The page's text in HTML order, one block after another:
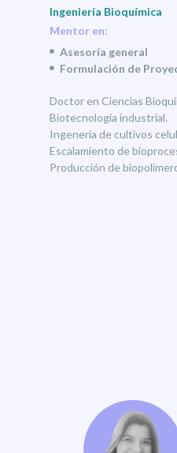
Ingeniería Bioquímica
Mentor en:
Asesoría general
Formulación de
Doctor en Ciencias
Biotecnología industrial.
Ingenería de cultivos
Escalamiento de
Producción de